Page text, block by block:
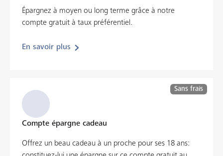
Épargnez à moyen ou long terme grâce à notre
compte gratuit à taux préférentiel.
En savoir plus
Sans frais
Compte épargne cadeau
Offrez un beau cadeau à un proche pour ses 18 ans: